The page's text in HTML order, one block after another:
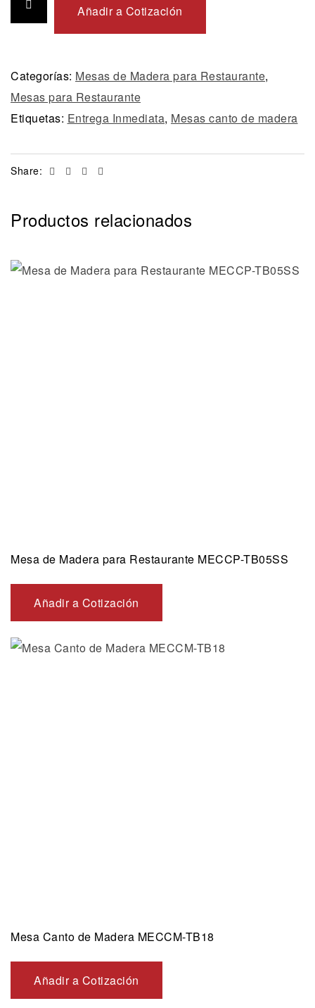
Añadir a Cotización
Categorías: Mesas de Madera para Restaurante,
Mesas para Restaurante
Etiquetas: Entrega Inmediata, Mesas canto de madera
Share: Facebook
TwitterLinkedin
Productos relacionados
Mesa de Madera para Restaurante MECCP-TB05SS
Añadir a Cotización
Mesa Canto de Madera MECCM-TB18
Añadir a Cotización